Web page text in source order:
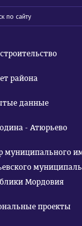
района
данные
- Атюрьево
муниципального
Мордовия
проекты